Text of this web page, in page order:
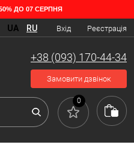
ДО 07 СЕРПНЯ
Вхід Реєстрація
UA RU
+38 (093) 170-44-34
Замовити дзвінок
0